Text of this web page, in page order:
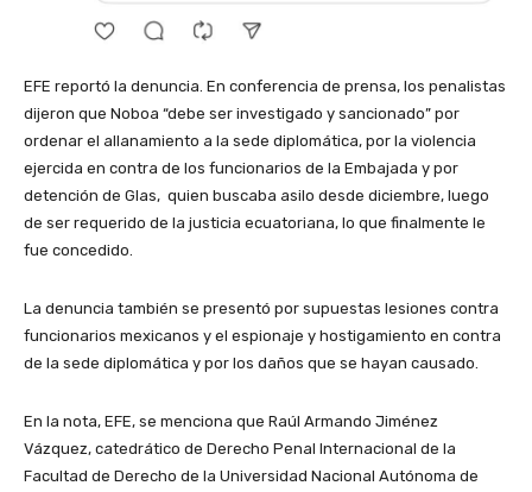
EFE reportó la denuncia. En conferencia de prensa, los penalistas
dijeron que Noboa “debe ser investigado y sancionado” por
ordenar el allanamiento a la sede diplomática, por la violencia
ejercida en contra de los funcionarios de la Embajada y por
detención de Glas, quien buscaba asilo desde diciembre, luego
de ser requerido de la justicia ecuatoriana, lo que finalmente le
fue concedido.
La denuncia también se presentó por supuestas lesiones contra
funcionarios mexicanos y el espionaje y hostigamiento en contra
de la sede diplomática y por los daños que se hayan causado.
En la nota, EFE, se menciona que Raúl Armando Jiménez
Vázquez, catedrático de Derecho Penal Internacional de la
Facultad de Derecho de la Universidad Nacional Autónoma de